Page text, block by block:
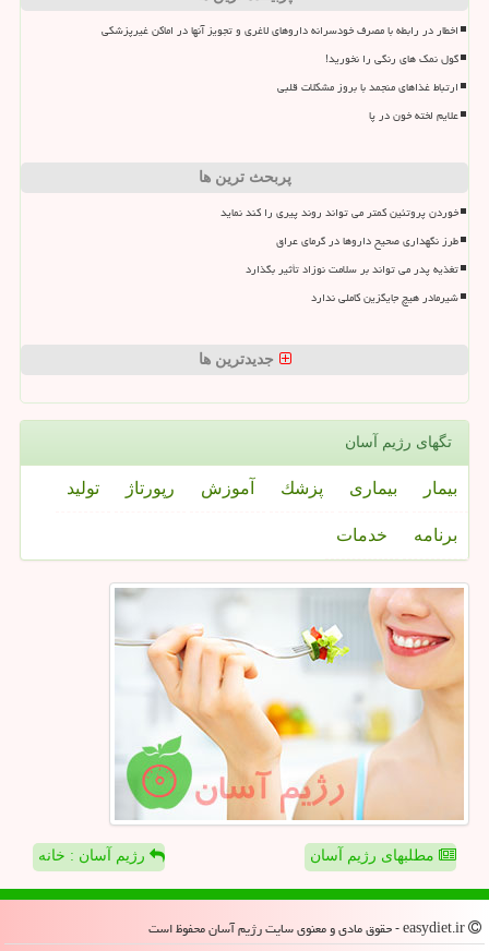
اخطار در رابطه با مصرف خودسرانه داروهای لاغری و تجویز آنها در اماکن غیرپزشکی
گول نمک های رنگی را نخورید!
ارتباط غذاهای منجمد با بروز مشکلات قلبی
علایم لخته خون در پا
پربحث ترین ها
خوردن پروتئین کمتر می تواند روند پیری را کند نماید
طرز نگهداری صحیح داروها در گرمای عراق
تغذیه پدر می تواند بر سلامت نوزاد تأثیر بگذارد
شیرمادر هیچ جایگزین کاملی ندارد
جدیدترین ها
تگهای رژیم آسان
بیمار بیماری پزشك آموزش رپورتاژ تولید
برنامه خدمات
مطلبهای رژیم آسان رژیم آسان : خانه